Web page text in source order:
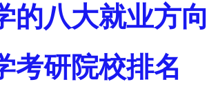
的八大就业方
考研院校排名